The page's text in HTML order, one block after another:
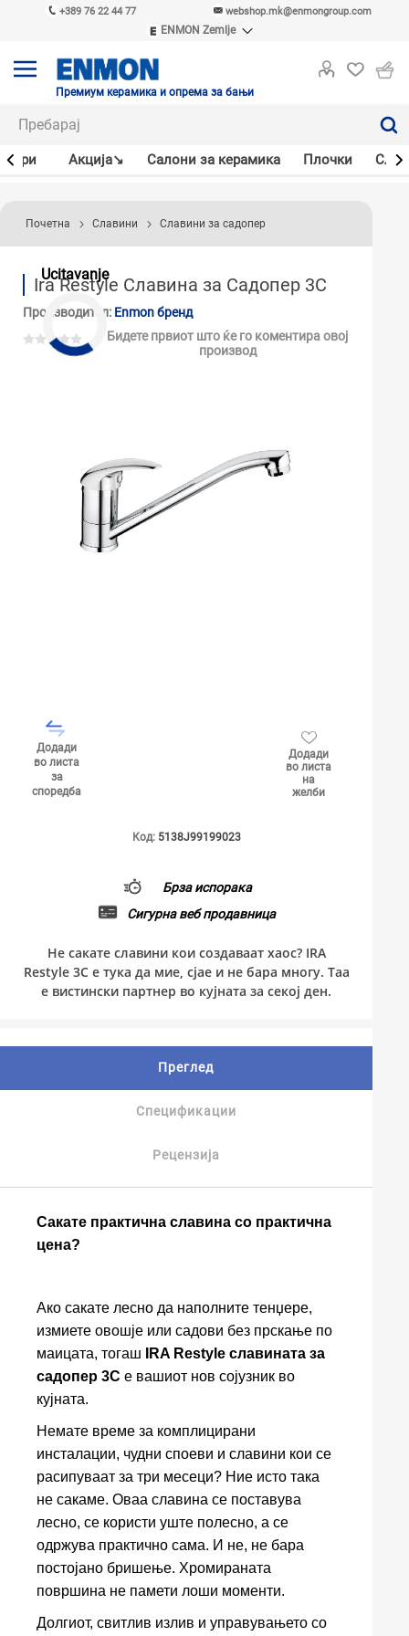
+389 76 22 44 77 webshop.mk@enmongroup.com
ENMON Zemlje
ENMON MKD
Премиум керамика и опрема за бањи
Акцијa↘ Салони за керамика Плочки
Ucitavanje
Почетна Славини Славини за садопер
Ira Restyle Славина за Садопер 3C
Производител: Enmon бренд
Бидете првиот што ќе го коментира овој
производ
Додади
во листа
за
споредба
Додади
во листа
на
желби
Код: 5138J99199023
Брза испорака
Сигурна веб продавница
Не сакате славини кои создаваат хаос? IRA
Restyle 3C е тука да мие, сјае и не бара многу. Таа
е вистински партнер во кујната за секој ден.
Преглед
Спецификации
Рецензија
Сакате практична славина со практична
цена?
Ако сакате лесно да наполните тенџере,
измиете овошје или садови без прскање по
маицата, тогаш
IRA Restyle славината за
садопер 3C е вашиот нов сојузник во
кујната.
Немате време за комплицирани
инсталации, чудни споеви и славини кои се
расипуваат за три месеци? Ние исто така
не сакаме. Оваа славина се поставува
лесно, се користи уште полесно, а се
одржува практично сама. И не, не бара
постојано бришење. Хромираната
површина не памети лоши моменти.
Долгиот, свитлив излив и управувањето со